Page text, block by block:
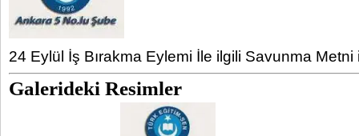
24 Eylül İş Bırakma Eylemi İle ilgili Savunma
Galerideki Resimler